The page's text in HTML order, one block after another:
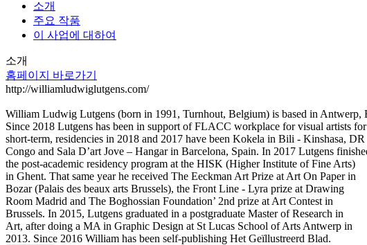
소개
주요 작품
이 사업에 대하여
소개
홈페이지 바로가기
http://williamludwiglutgens.com/
William Ludwig Lutgens (born in 1991, Turnhout, Belgium) is based in Antwerp,
Since 2018 Lutgens has been in support of FLACC workplace for visual artists
short-term, residencies in 2018 and 2017 have been Kokela in Bili - Kinshasa, DR
Congo and Sala D’art Jove – Hangar in Barcelona, Spain. In 2017 Lutgens
the post-academic residency program at the HISK (Higher Institute of Fine Arts)
in Ghent. That same year he received The Eeckman Art Prize at Art On Paper in
Bozar (Palais des beaux arts Brussels), the Front Line - Lyra prize at Drawing
Room Madrid and The Boghossian Foundation’ 2nd prize at Art Contest in
Brussels. In 2015, Lutgens graduated in a postgraduate Master of Research in
Art, after doing a MA in Graphic Design at St Lucas School of Arts Antwerp in
2013. Since 2016 William has been self-publishing Het Geïllustreerd Blad.